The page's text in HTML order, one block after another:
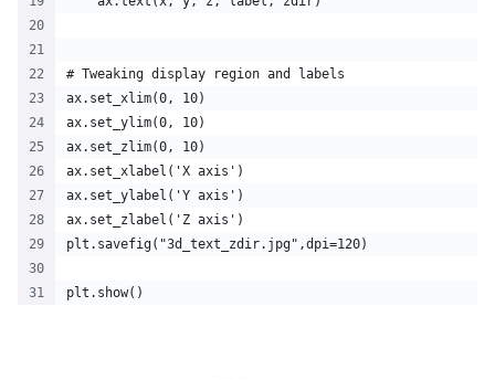
# Tweaking display region and labels
ax.set_xlim(0, 10)
ax.set_ylim(0, 10)
ax.set_zlim(0, 10)
ax.set_xlabel('X axis')
ax.set_ylabel('Y axis')
ax.set_zlabel('Z axis')
plt.savefig("3d_text_zdir.jpg",dpi=120)
plt.show()